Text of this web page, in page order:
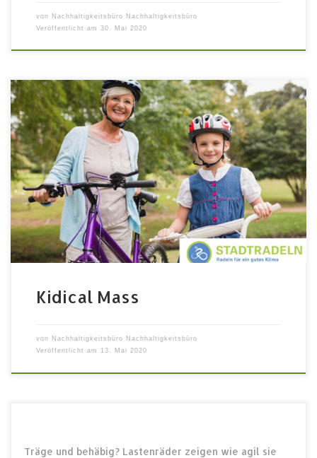
von Nachhaltigkeitsbüro Nachhaltigkeitsbüro
Veröffentlicht am 30. Mai 2020
6.9.2020 von 15:00 bis 16:30 Uhr Treffpunkt war am
Paradiesbrunnen auf der Kleinen Freiheit Fast alle
Kinder fahren gerne Rad. Da sie kleiner sind, ist
Radfahren für sie leider nicht überall sicher möglich
ist. Genauso haben ältere Menschen oft Angst vor dem
Straßenverkehr. Wir laden deshalb besonders Familien
und Seniorinnen […]
Kidical Mass
von Nachhaltigkeitsbüro Nachhaltigkeitsbüro
Veröffentlicht am
13. Mai 2020
Träge und behäbig? Lastenräder zeigen wie agil sie